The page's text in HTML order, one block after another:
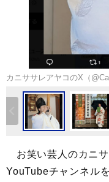
カニササレアヤコのX（
お笑い芸人のカニ
YouTubeチャンネル